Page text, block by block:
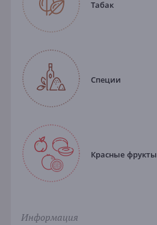
Табак
Специи
Красные фрукты
Информация